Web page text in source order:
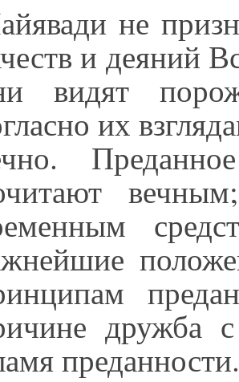
не
и деяний
видят
их
дружба
преданности.